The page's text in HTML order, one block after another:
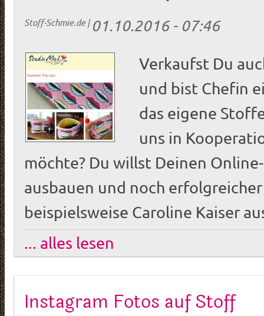
Stoff-Schmie.de| 01.10.2016 - 07:46
Verkaufst Du
und bist Chefin
das eigene
uns in
möchte? Du willst Deinen
ausbauen und noch erfolgreicher
beispielsweise Caroline Kaiser
... alles lesen
Instagram Fotos auf Stoff